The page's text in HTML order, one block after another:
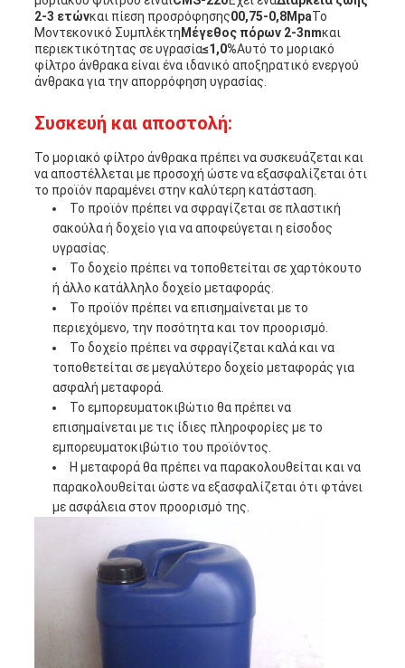
2-3 ετώνκαι πίεση προσρόφησης00,75-0,8MpaΤο
Μοντεκονικό Συμπλέκτη Μέγεθος πόρων 2-3nmκαι
περιεκτικότητας σε υγρασία≤1,0%Αυτό το μοριακό
φίλτρο άνθρακα είναι ένα ιδανικό αποξηρατικό ενεργού
άνθρακα για την απορρόφηση υγρασίας.
Συσκευή και αποστολή:
Το μοριακό φίλτρο άνθρακα πρέπει να συσκευάζεται και
να αποστέλλεται με προσοχή ώστε να εξασφαλίζεται ότι
το προϊόν παραμένει στην καλύτερη κατάσταση.
Το προϊόν πρέπει να σφραγίζεται σε πλαστική
σακούλα ή δοχείο για να αποφεύγεται η είσοδος
υγρασίας.
Το δοχείο πρέπει να τοποθετείται σε χαρτόκουτο
ή άλλο κατάλληλο δοχείο μεταφοράς.
Το προϊόν πρέπει να επισημαίνεται με το
περιεχόμενο, την ποσότητα και τον προορισμό.
Το δοχείο πρέπει να σφραγίζεται καλά και να
τοποθετείται σε μεγαλύτερο δοχείο μεταφοράς για
ασφαλή μεταφορά.
Το εμπορευματοκιβώτιο θα πρέπει να
επισημαίνεται με τις ίδιες πληροφορίες με το
εμπορευματοκιβώτιο του προϊόντος.
Η μεταφορά θα πρέπει να παρακολουθείται και να
παρακολουθείται ώστε να εξασφαλίζεται ότι φτάνει
με ασφάλεια στον προορισμό της.